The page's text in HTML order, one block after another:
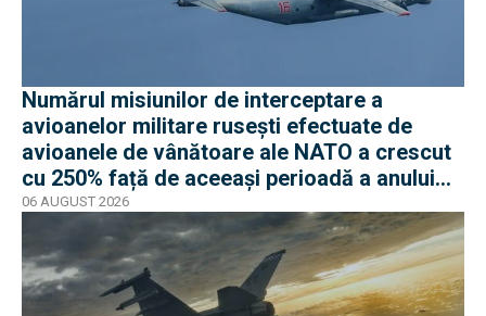
Numărul misiunilor de interceptare a
avioanelor militare rusești efectuate de
avioanele de vânătoare ale NATO a crescut
cu 250% față de aceeași perioadă a anului
trecut
06 AUGUST 2026